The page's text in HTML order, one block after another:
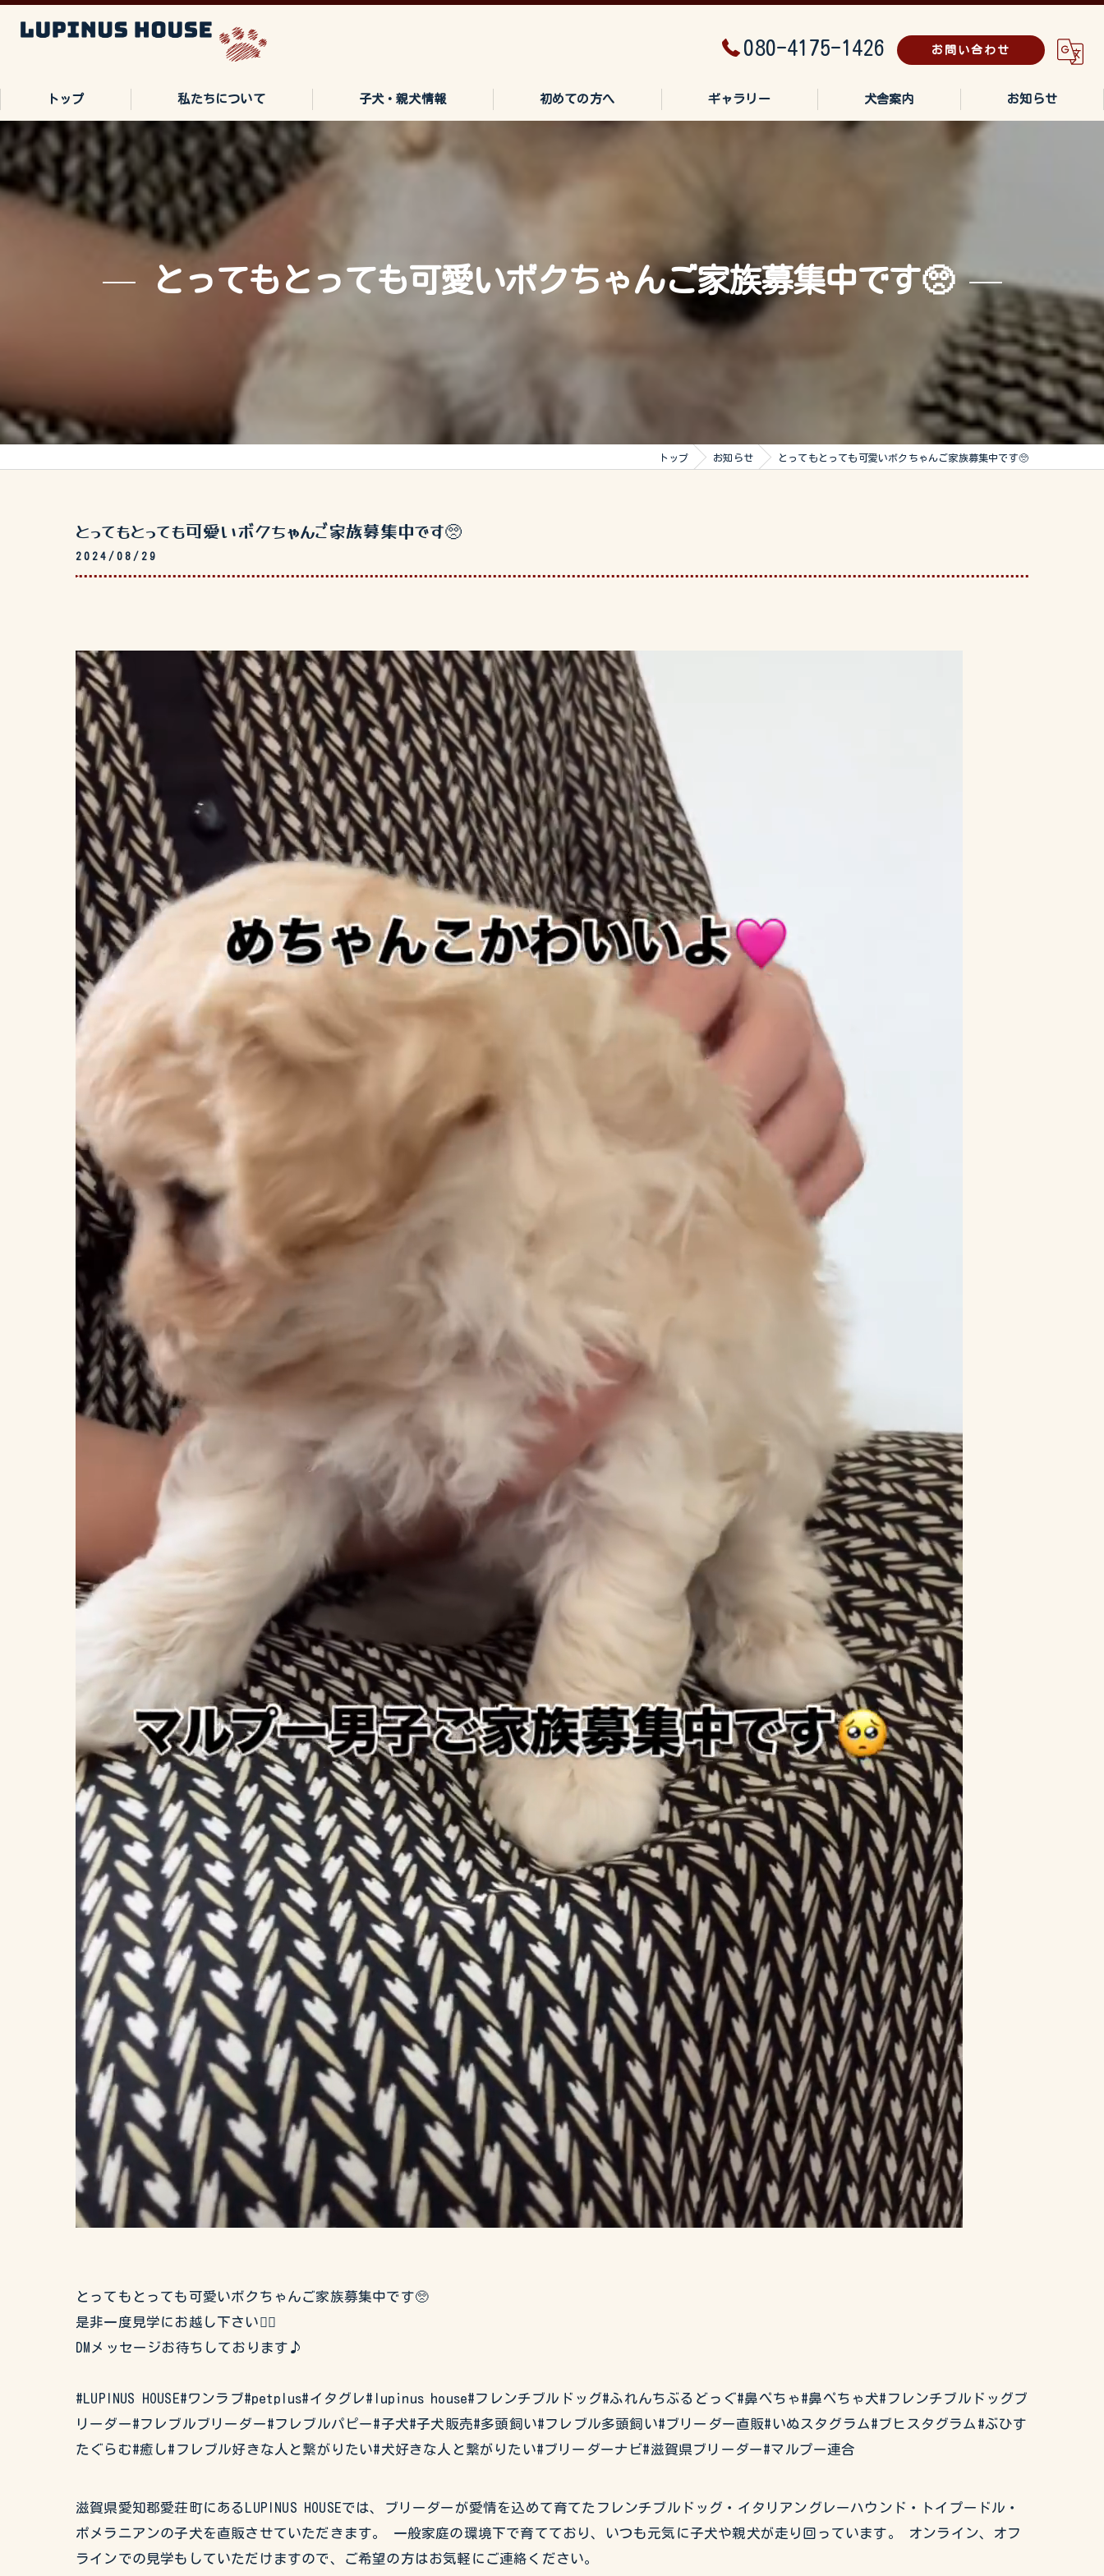
080-4175-1426 お問い合わせ
トップ 私たちについて
ご家族の声
よくある質問
子犬・親犬情報 初めての方へ ギャラリー 犬舎案内 お知らせ
とってもとっても可愛いボクちゃんご家族募集中です🥺
トップ お知らせ とってもとっても可愛いボクちゃんご家族募集中です🥺
とってもとっても可愛いボクちゃんご家族募集中です🥺
2024/08/29
とってもとっても可愛いボクちゃんご家族募集中です🥺
是非一度見学にお越し下さい🙇‍♂️
DMメッセージお待ちしております♪
#LUPINUS HOUSE#ワンラブ#petplus#イタグレ#lupinus house#フレンチブルドッグ#ふれんちぶるどっぐ#鼻ぺちゃ#鼻ぺちゃ犬#フレンチブルドッグブ
リーダー#フレブルブリーダー#フレブルパピー#子犬#子犬販売#多頭飼い#フレブル多頭飼い#ブリーダー直販#いぬスタグラム#ブヒスタグラム#ぶひす
たぐらむ#癒し#フレブル好きな人と繋がりたい#犬好きな人と繋がりたい#ブリーダーナビ#滋賀県ブリーダー#マルプー連合
滋賀県愛知郡愛荘町にあるLUPINUS HOUSEでは、ブリーダーが愛情を込めて育てたフレンチブルドッグ・イタリアングレーハウンド・トイプードル・
ポメラニアンの子犬を直販させていただきます。 一般家庭の環境下で育てており、いつも元気に子犬や親犬が走り回っています。 オンライン、オフ
ラインでの見学もしていただけますので、ご希望の方はお気軽にご連絡ください。